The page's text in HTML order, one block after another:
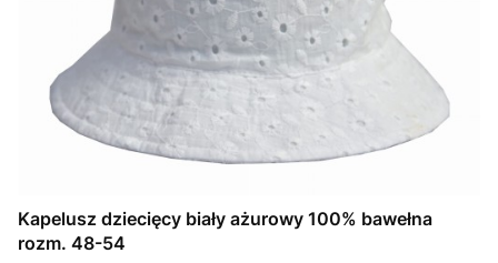
Kapelusz dziecięcy biały ażurowy 100% bawełna
rozm. 48-54